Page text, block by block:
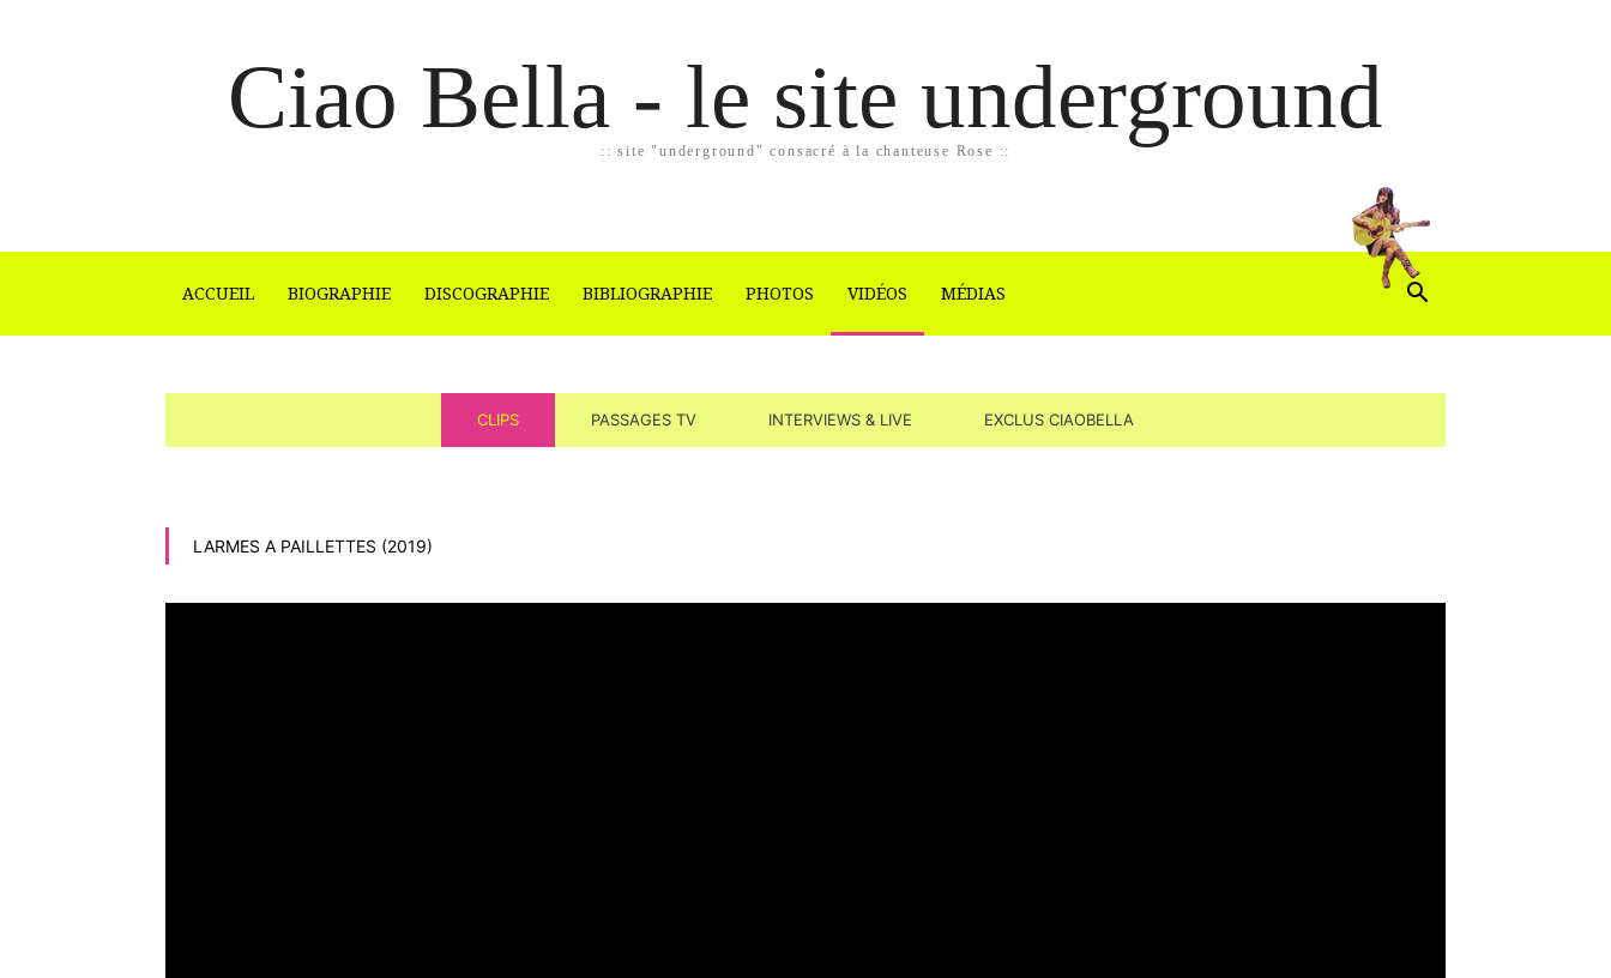
Ciao Bella - le site underground
:: site "underground" consacré à la chanteuse Rose ::
ACCUEIL BIOGRAPHIE DISCOGRAPHIE BIBLIOGRAPHIE PHOTOS VIDÉOS MÉDIAS
CLIPS PASSAGES TV INTERVIEWS & LIVE EXCLUS CIAOBELLA
LARMES A PAILLETTES (2019)